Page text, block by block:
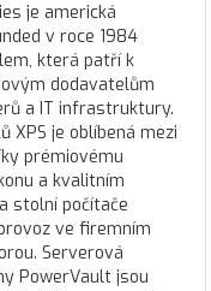
je americká
v roce 1984
která patří k
dodavatelům
a IT infrastruktury.
XPS je oblíbená mezi
prémiovému
a kvalitním
stolní počítače
ve firemním
Serverová
PowerVault jsou